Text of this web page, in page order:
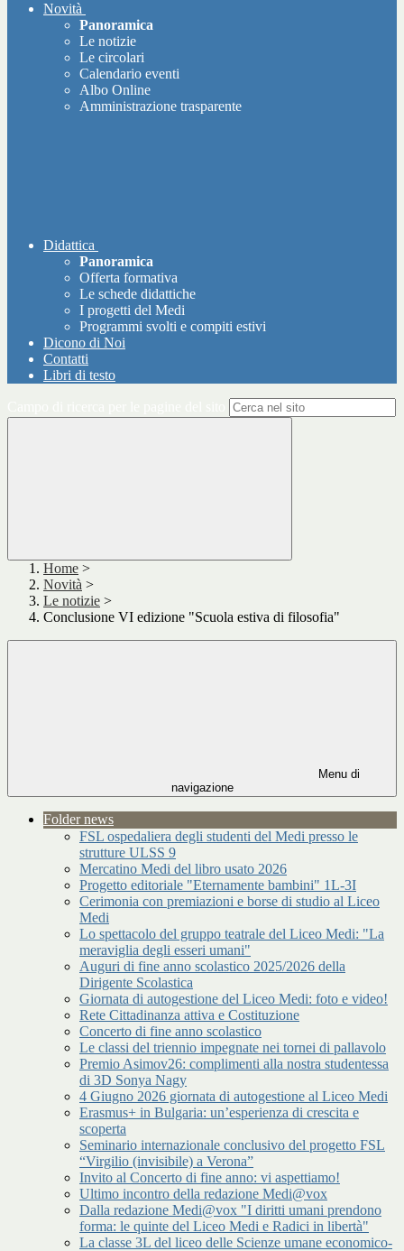
Novità
Panoramica
Le notizie
Le circolari
Calendario eventi
Albo Online
Amministrazione trasparente
Didattica
Panoramica
Offerta formativa
Le schede didattiche
I progetti del Medi
Programmi svolti e compiti estivi
Dicono di Noi
Contatti
Libri di testo
Home >
Novità >
Le notizie >
Conclusione VI edizione "Scuola estiva di filosofia"
Menu di
navigazione
Folder news
FSL ospedaliera degli studenti del Medi presso le
strutture ULSS 9
Mercatino Medi del libro usato 2026
Progetto editoriale "Eternamente bambini" 1L-3I
Cerimonia con premiazioni e borse di studio al Liceo
Medi
Lo spettacolo del gruppo teatrale del Liceo Medi: "La
meraviglia degli esseri umani"
Auguri di fine anno scolastico 2025/2026 della
Dirigente Scolastica
Giornata di autogestione del Liceo Medi: foto e video!
Rete Cittadinanza attiva e Costituzione
Concerto di fine anno scolastico
Le classi del triennio impegnate nei tornei di pallavolo
Premio Asimov26: complimenti alla nostra studentessa
di 3D Sonya Nagy
4 Giugno 2026 giornata di autogestione al Liceo Medi
Erasmus+ in Bulgaria: un’esperienza di crescita e
scoperta
Seminario internazionale conclusivo del progetto FSL
“Virgilio (invisibile) a Verona”
Invito al Concerto di fine anno: vi aspettiamo!
Ultimo incontro della redazione Medi@vox
Dalla redazione Medi@vox "I diritti umani prendono
forma: le quinte del Liceo Medi e Radici in libertà"
La classe 3L del liceo delle Scienze umane economico-